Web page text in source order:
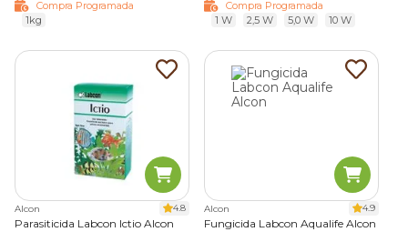
Compra Programada
1kg
Compra Programada
1 W
2,5 W 5,0 W 10 W
Alcon 4.8
Parasiticida Labcon Ictio Alcon
Alcon 4.9
Fungicida Labcon Aqualife Alcon